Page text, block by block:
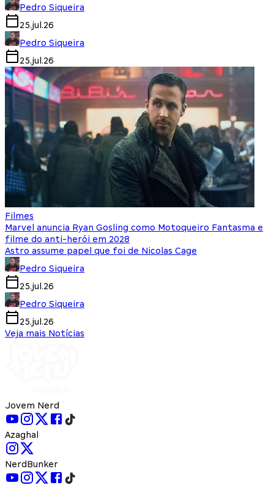
Pedro Siqueira
25.jul.26
Pedro Siqueira
25.jul.26
Filmes
Marvel anuncia Ryan Gosling como Motoqueiro Fantasma e
filme do anti-herói em 2028
Astro assume papel que foi de Nicolas Cage
Pedro Siqueira
25.jul.26
Pedro Siqueira
25.jul.26
Veja mais Notícias
Jovem Nerd
Azaghal
NerdBunker